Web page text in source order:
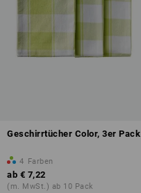
Geschirrtücher Color, 3er Pack
4 Farben
ab € 7,22
(m. MwSt.) ab 10 Pack